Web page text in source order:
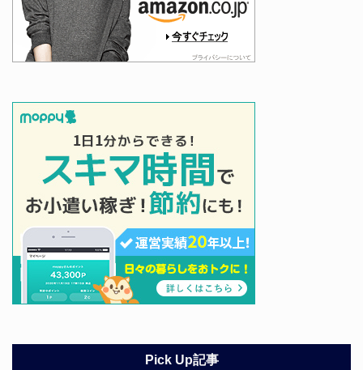
Pick Up記事